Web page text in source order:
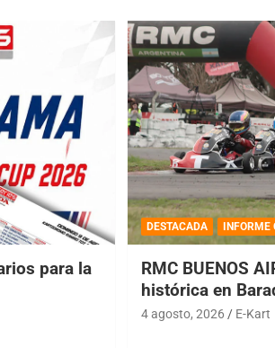
para la
DESTACADA
RMC BUENOS
histórica en
4 agosto, 2026 E-Kart